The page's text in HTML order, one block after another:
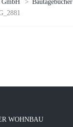
GmbH > Bautagebücher
WOHNBAU